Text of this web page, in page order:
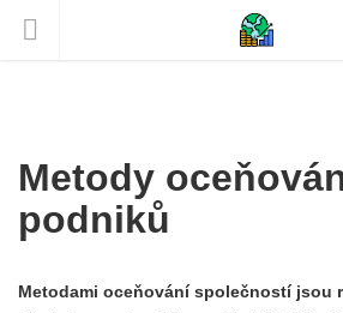
Metody
podniků
Metodami oceňování společností jsou